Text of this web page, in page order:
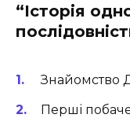
“Історія
Знайомство
Перші